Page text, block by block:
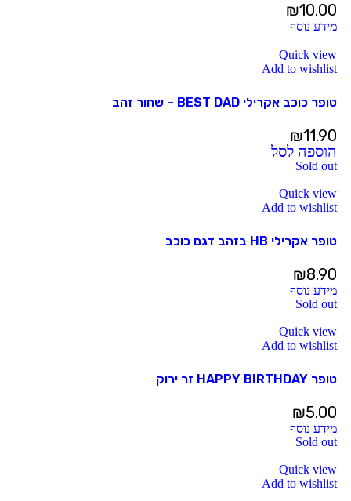
₪10.00
מידע נוסף
Quick view
Add to wishlist
טופר כוכב אקרילי BEST DAD – שחור זהב
₪11.90
הוספה לסל
Sold out
Quick view
Add to wishlist
טופר אקרילי HB בזהב דגם כוכב
₪8.90
מידע נוסף
Sold out
Quick view
Add to wishlist
טופר HAPPY BIRTHDAY זר ירוק
₪5.00
מידע נוסף
Sold out
Quick view
Add to wishlist